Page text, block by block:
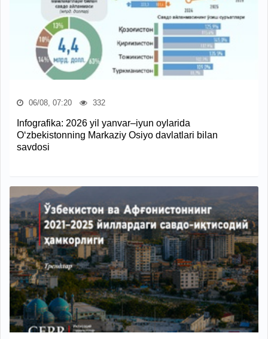
06/08, 07:20 332
Infografika: 2026 yil yanvar–iyun oylarida
O‘zbekistonning Markaziy Osiyo davlatlari bilan
savdosi